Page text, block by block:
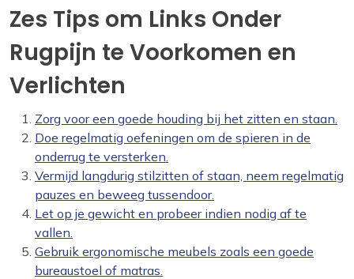
Zes Tips om Links Onder
Rugpijn te Voorkomen en
Verlichten
Zorg voor een goede houding bij het zitten en staan.
Doe regelmatig oefeningen om de spieren in de
onderrug te versterken.
Vermijd langdurig stilzitten of staan, neem regelmatig
pauzes en beweeg tussendoor.
Let op je gewicht en probeer indien nodig af te
vallen.
Gebruik ergonomische meubels zoals een goede
bureaustoel of matras.